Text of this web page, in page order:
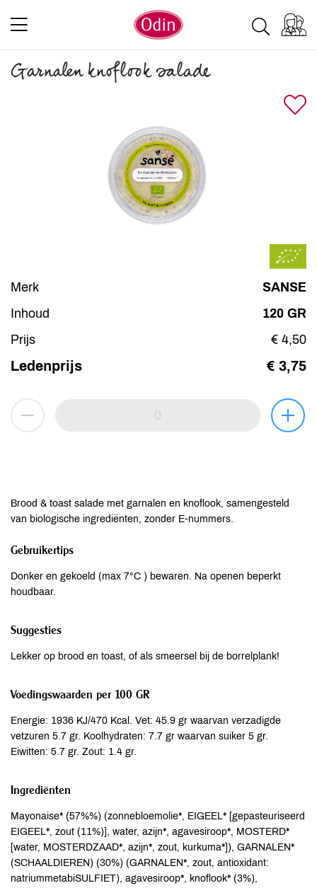
Garnalen knoflook salade
Merk
SANSE
Inhoud
120 GR
Prijs
€ 4,50
Ledenprijs € 3,75
Brood & toast salade met garnalen en knoflook, samengesteld
van biologische ingrediënten, zonder E-nummers.
Gebruikertips
Donker en gekoeld (max 7°C ) bewaren. Na openen beperkt
houdbaar.
Suggesties
Lekker op brood en toast, of als smeersel bij de borrelplank!
Voedingswaarden per 100 GR
Energie: 1936 KJ/470 Kcal. Vet: 45.9 gr waarvan verzadigde
vetzuren 5.7 gr. Koolhydraten: 7.7 gr waarvan suiker 5 gr.
Eiwitten: 5.7 gr. Zout: 1.4 gr.
Ingrediënten
Mayonaise* (57%%) (zonnebloemolie*, EIGEEL* [gepasteuriseerd
EIGEEL*, zout (11%)], water, azijn*, agavesiroop*, MOSTERD*
[water, MOSTERDZAAD*, azijn*, zout, kurkuma*]), GARNALEN*
(SCHAALDIEREN) (30%) (GARNALEN*, zout, antioxidant:
natriummetabiSULFIET), agavesiroop*, knoflook* (3%),